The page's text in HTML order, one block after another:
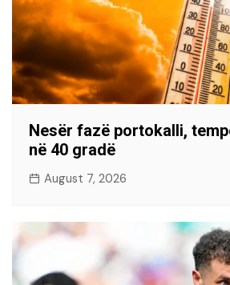
Nesër fazë portokalli,
në 40 gradë
August 7, 2026